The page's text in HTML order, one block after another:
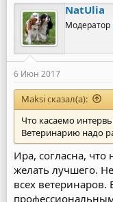
NatUlia
Модератор
6 Июн 2017
Maksi сказал(а):
Что касаемо
Ветеринарию надо
Ира, согласна, что
желать лучшего.
всех ветеринаров.